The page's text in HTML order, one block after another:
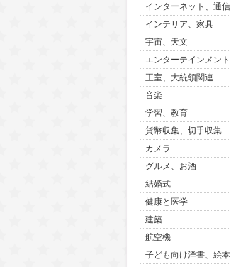
インターネット、通信
インテリア、家具
宇宙、天文
エンターテインメント
王室、大統領関連
音楽
学習、教育
貨幣収集、切手収集
カメラ
グルメ、お酒
結婚式
健康と医学
建築
航空機
子ども向け洋書、絵本